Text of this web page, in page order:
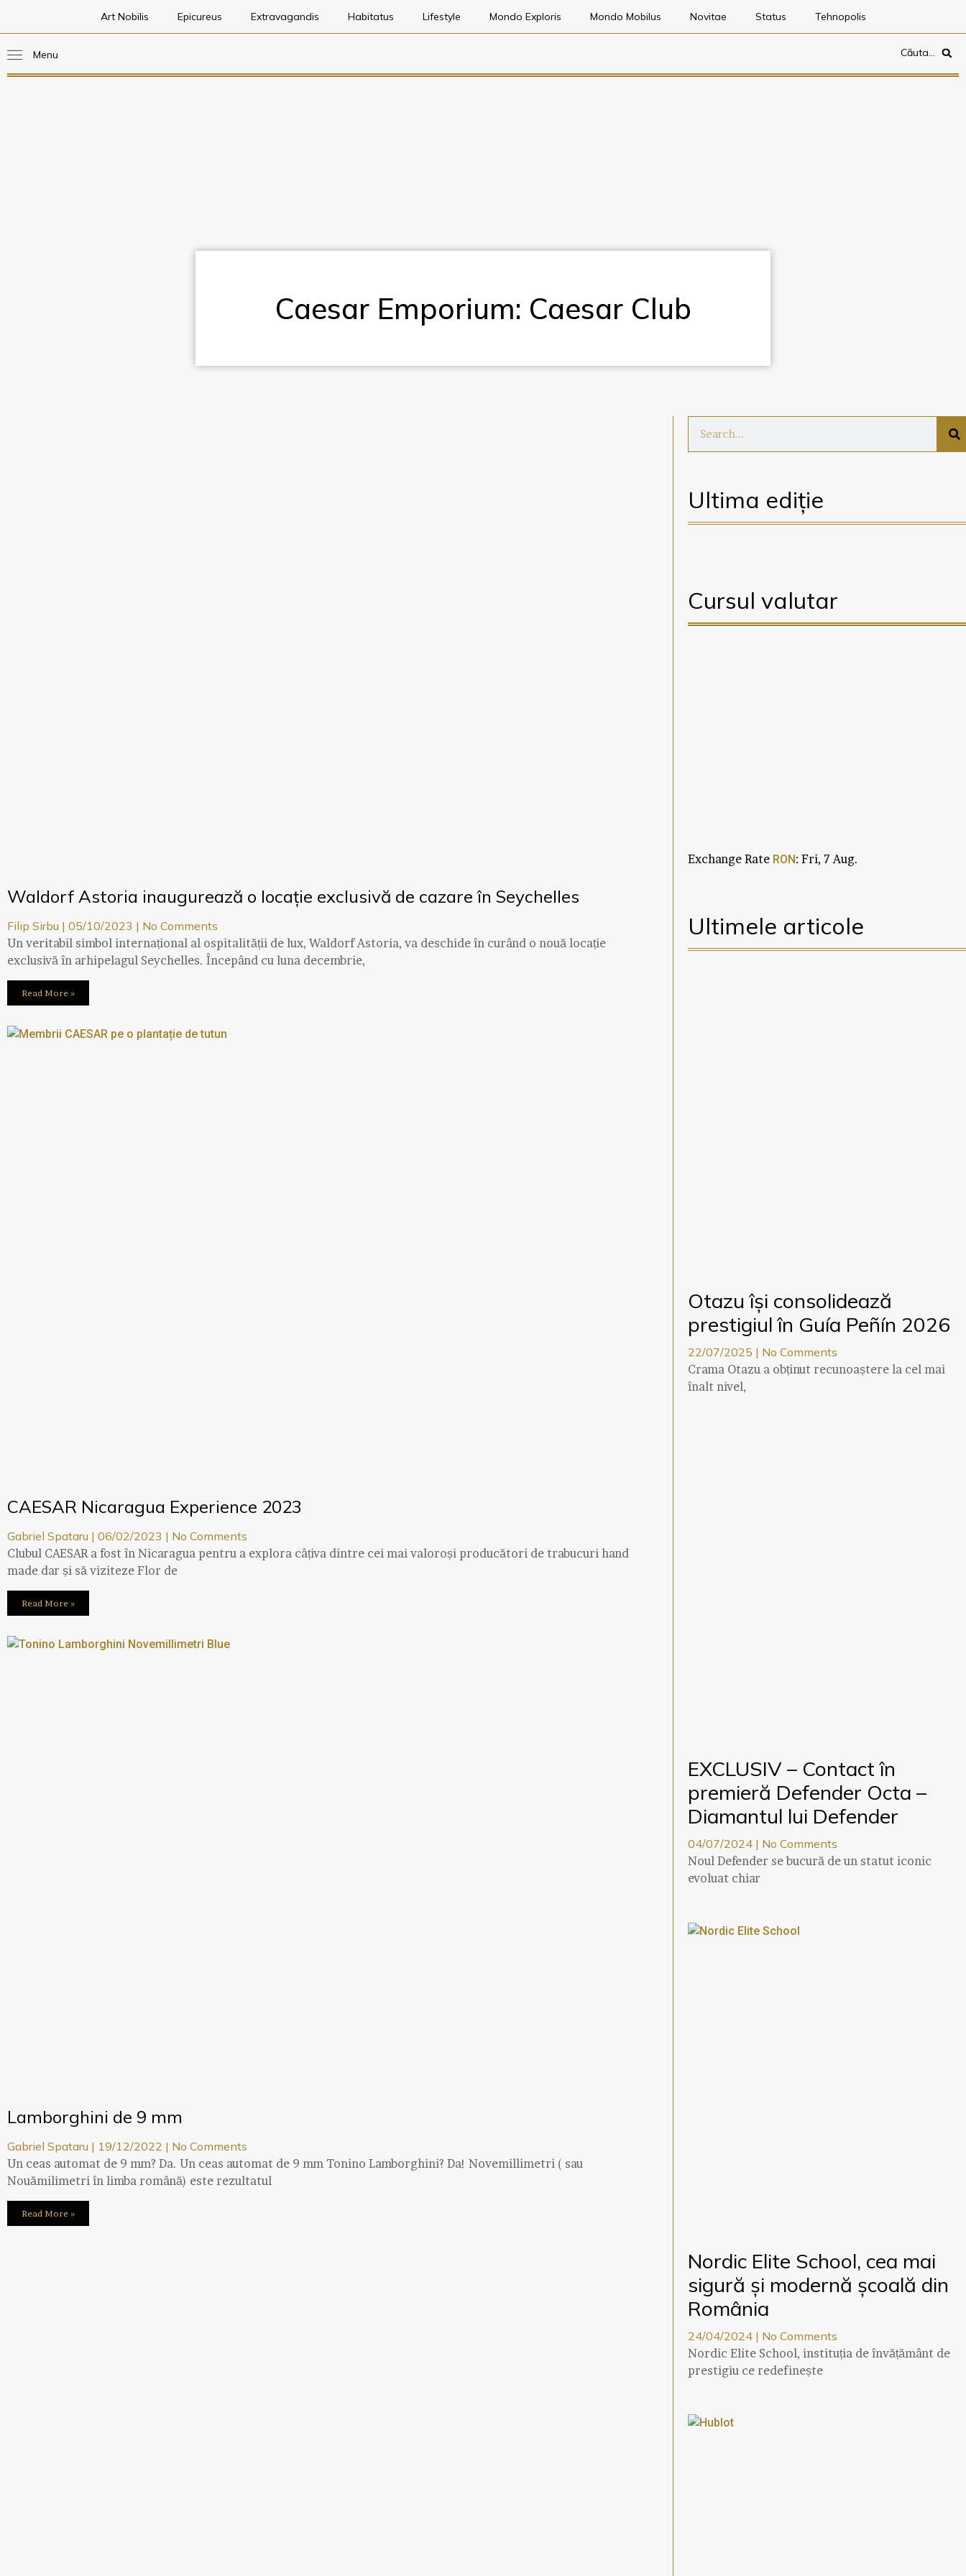
Art Nobilis Epicureus Extravagandis Habitatus Lifestyle Mondo Exploris Mondo Mobilus Novitae Status Tehnopolis
Menu Căuta…
Caesar Emporium: Caesar Club
Waldorf Astoria inaugurează o locație exclusivă de cazare în Seychelles
Filip Sirbu 05/10/2023
No Comments
Un veritabil simbol internațional al ospitalității de lux, Waldorf Astoria, va deschide în curând o nouă locație
exclusivă în arhipelagul Seychelles. Începând cu luna decembrie,
Read More »
CAESAR Nicaragua Experience 2023
Gabriel Spataru 06/02/2023
No Comments
Clubul CAESAR a fost în Nicaragua pentru a explora câțiva dintre cei mai valoroși producători de trabucuri hand
made dar și să viziteze Flor de
Read More »
Lamborghini de 9 mm
Gabriel Spataru 19/12/2022
No Comments
Un ceas automat de 9 mm? Da. Un ceas automat de 9 mm Tonino Lamborghini? Da! Novemillimetri ( sau
Nouămilimetri în limba română) este rezultatul
Read More »
Ultima ediție
Cursul valutar
Exchange Rate RON: Fri, 7 Aug.
Ultimele articole
Otazu își consolidează
prestigiul în Guía Peñín 2026
22/07/2025
No Comments
Crama Otazu a obținut recunoaștere la cel mai
înalt nivel,
EXCLUSIV – Contact în
premieră Defender Octa –
Diamantul lui Defender
04/07/2024
No Comments
Noul Defender se bucură de un statut iconic
evoluat chiar
Nordic Elite School, cea mai
sigură și modernă școală din
România
24/04/2024
No Comments
Nordic Elite School, instituția de învățământ de
prestigiu ce redefinește